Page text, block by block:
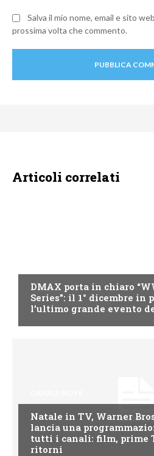
Salva il mio nome, email e sito
prossima volta che commento.
Articoli correlati
DMAX porta in chiaro
Series”: il 1° dicembre in
l’ultimo grande evento
Natale in TV, Warner
lancia una
tutti i canali: film, prime
ritorni